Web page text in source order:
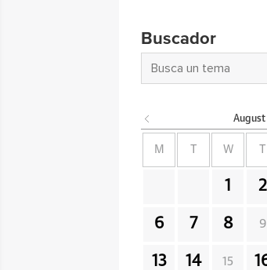
Buscador
August
M W
1 2
6 7 8 9
13 14 15